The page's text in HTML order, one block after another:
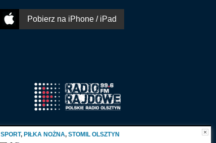
Pobierz na iPhone / iPad
SPORT, PIŁKA NOŻNA, STOMIL OLSZTYN